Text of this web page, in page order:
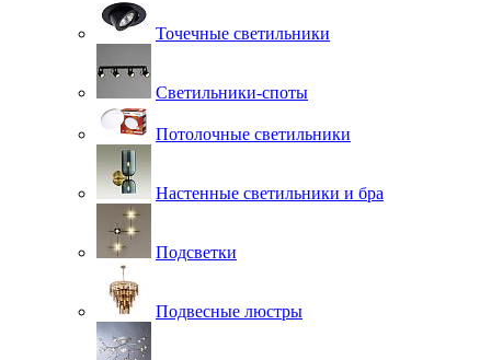
Точечные светильники
Светильники-споты
Потолочные светильники
Настенные светильники и бра
Подсветки
Подвесные люстры